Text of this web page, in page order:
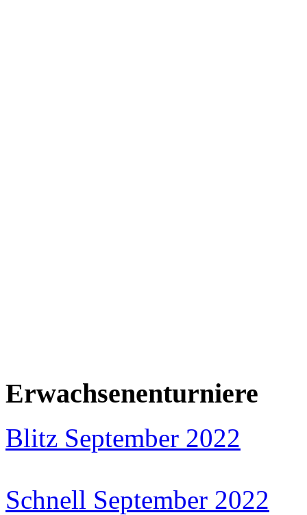
Erwachsenenturniere
Blitz September 2022
Schnell September 2022